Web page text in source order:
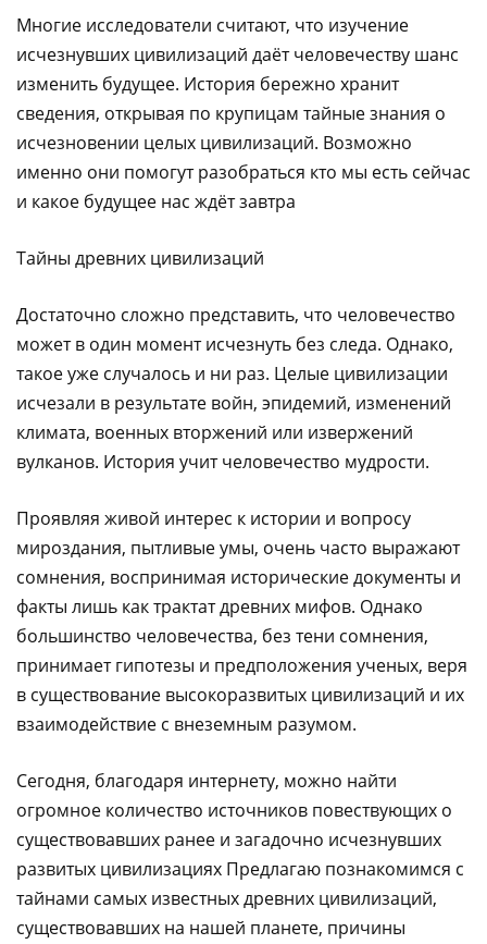
Многие исследователи считают, что изучение
исчезнувших цивилизаций даёт человечеству шанс
изменить будущее. История бережно хранит
сведения, открывая по крупицам тайные знания о
исчезновении целых цивилизаций. Возможно
именно они помогут разобраться кто мы есть сейчас
и какое будущее нас ждёт завтра
Тайны древних цивилизаций
Достаточно сложно представить, что человечество
может в один момент исчезнуть без следа. Однако,
такое уже случалось и ни раз. Целые цивилизации
исчезали в результате войн, эпидемий, изменений
климата, военных вторжений или извержений
вулканов. История учит человечество мудрости.
Проявляя живой интерес к истории и вопросу
мироздания, пытливые умы, очень часто выражают
сомнения, воспринимая исторические документы и
факты лишь как трактат древних мифов. Однако
большинство человечества, без тени сомнения,
принимает гипотезы и предположения ученых, веря
в существование высокоразвитых цивилизаций и их
взаимодействие с внеземным разумом.
Сегодня, благодаря интернету, можно найти
огромное количество источников повествующих о
существовавших ранее и загадочно исчезнувших
развитых цивилизациях Предлагаю познакомимся с
тайнами самых известных древних цивилизаций,
существовавших на нашей планете, причины